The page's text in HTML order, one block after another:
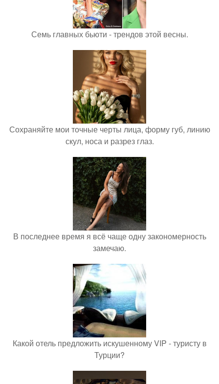
Семь главных бьюти - трендов этой весны.
Сохраняйте мои точные черты лица, форму губ, линию
скул, носа и разрез глаз.
В последнее время я всё чаще одну закономерность
замечаю.
Какой отель предложить искушенному VIP - туристу в
Турции?